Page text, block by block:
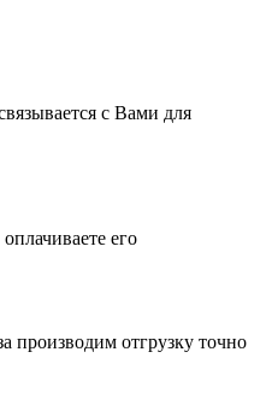
с Вами для
его
производим отгрузку точно